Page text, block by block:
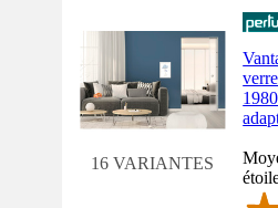
16 VARIANTES